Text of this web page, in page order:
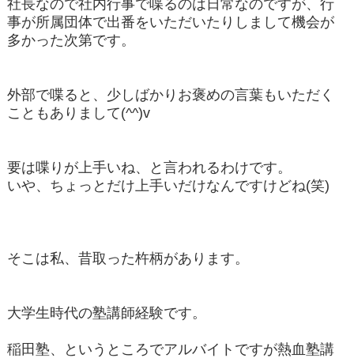
社長なので社内行事で喋るのは日常なのですが、行
事が所属団体で出番をいただいたりしまして機会が
多かった次第です。
外部で喋ると、少しばかりお褒めの言葉もいただく
こともありまして(^^)v
要は喋りが上手いね、と言われるわけです。
いや、ちょっとだけ上手いだけなんですけどね(笑)
そこは私、昔取った杵柄があります。
大学生時代の塾講師経験です。
稲田塾、というところでアルバイトですが熱血塾講